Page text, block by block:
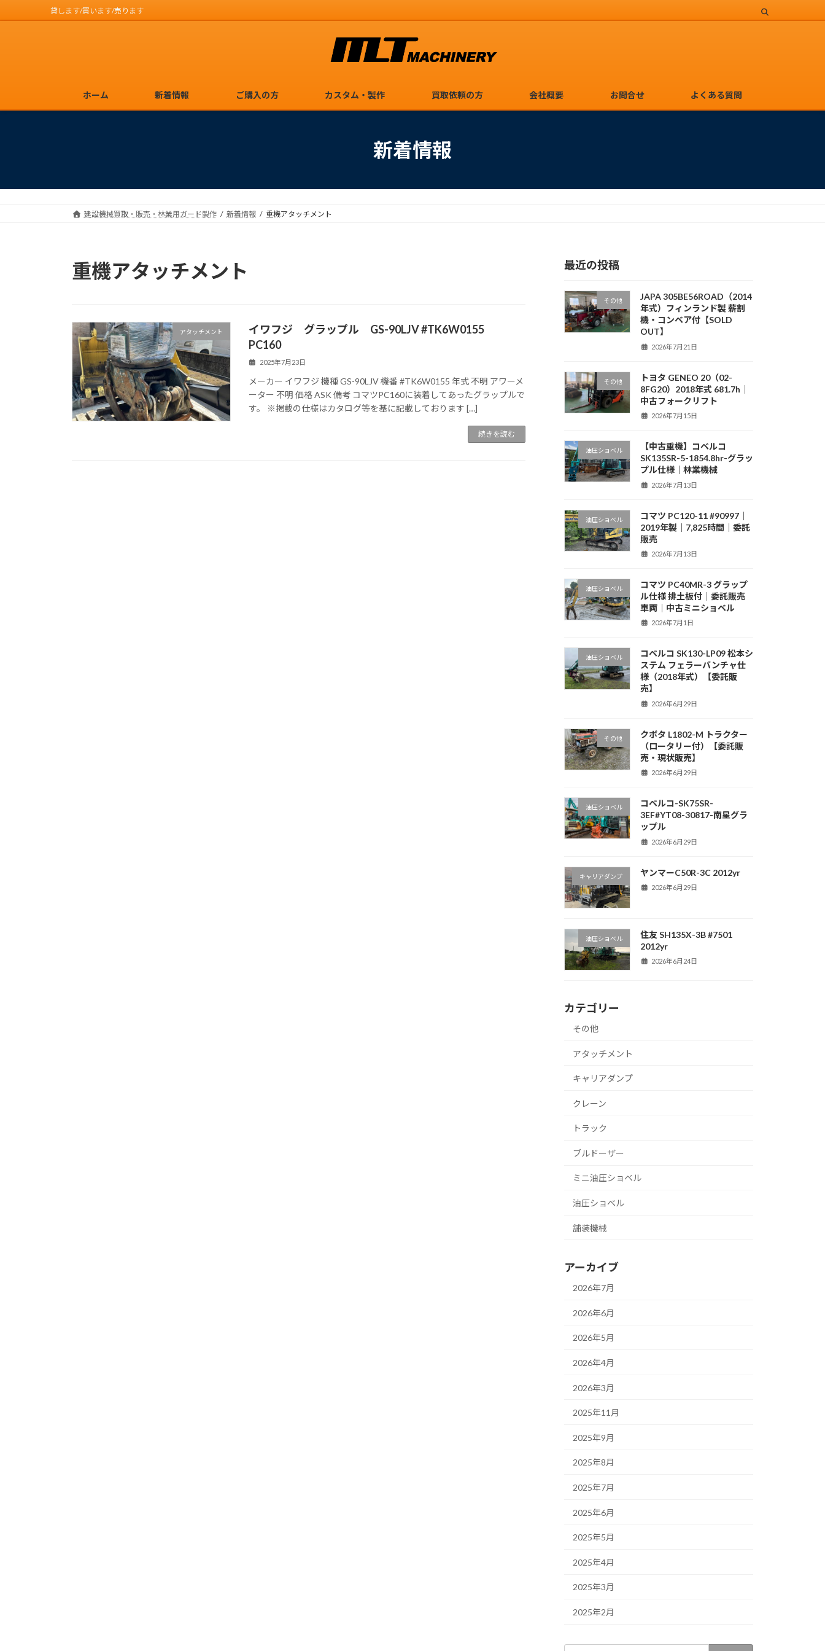
貸します/買います/売ります
ホーム 新着情報 ご購入の方 カスタム・製作 買取依頼の方 会社概要 お問合せ よくある質問
新着情報
建設機械買取・販売・林業用ガード製作 新着情報 重機アタッチメント
重機アタッチメント
アタッチメント
イワフジ グラップル GS-90LJV #TK6W0155
PC160
2025年7月23日
メーカー イワフジ 機種 GS-90LJV 機番 #TK6W0155 年式 不明 アワーメ
ーター 不明 価格 ASK 備考 コマツPC160に装着してあったグラップルで
す。 ※掲載の仕様はカタログ等を基に記載しております […]
続きを読む
最近の投稿
その他
JAPA 305BE56ROAD（2014
年式）フィンランド製 薪割
機・コンベア付【SOLD
OUT】
2026年7月21日
その他
トヨタ GENEO 20（02-
8FG20）2018年式 681.7h｜
中古フォークリフト
2026年7月15日
油圧ショベル
【中古重機】コベルコ
SK135SR-5-1854.8hr-グラッ
プル仕様｜林業機械
2026年7月13日
油圧ショベル
コマツ PC120-11 #90997｜
2019年製｜7,825時間｜委託
販売
2026年7月13日
油圧ショベル
コマツ PC40MR-3 グラップ
ル仕様 排土板付｜委託販売
車両｜中古ミニショベル
2026年7月1日
油圧ショベル
コベルコ SK130-LP09 松本シ
ステム フェラーバンチャ仕
様（2018年式）【委託販
売】
2026年6月29日
その他
クボタ L1802-M トラクター
（ロータリー付）【委託販
売・現状販売】
2026年6月29日
油圧ショベル
コベルコ-SK75SR-
3EF#YT08-30817-南星グラ
ップル
2026年6月29日
キャリアダンプ ヤンマーC50R-3C 2012yr
2026年6月29日
油圧ショベル
住友 SH135X-3B #7501
2012yr
2026年6月24日
カテゴリー
その他
アタッチメント
キャリアダンプ
クレーン
トラック
ブルドーザー
ミニ油圧ショベル
油圧ショベル
舗装機械
アーカイブ
2026年7月
2026年6月
2026年5月
2026年4月
2026年3月
2025年11月
2025年9月
2025年8月
2025年7月
2025年6月
2025年5月
2025年4月
2025年3月
2025年2月